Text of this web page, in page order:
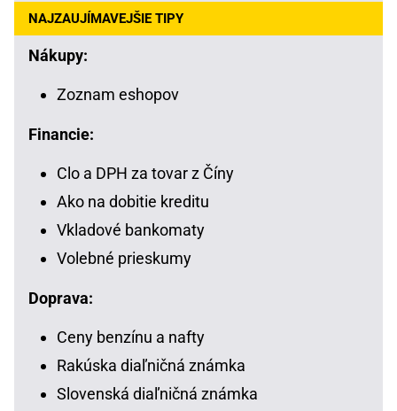
NAJZAUJÍMAVEJŠIE TIPY
Nákupy:
Zoznam eshopov
Financie:
Clo a DPH za tovar z Číny
Ako na dobitie kreditu
Vkladové bankomaty
Volebné prieskumy
Doprava:
Ceny benzínu a nafty
Rakúska diaľničná známka
Slovenská diaľničná známka